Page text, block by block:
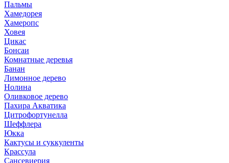
Пальмы
Хамедорея
Хамеропс
Ховея
Цикас
Бонсаи
Комнатные деревья
Банан
Лимонное дерево
Нолина
Оливковое дерево
Пахира Акватика
Цитрофортунелла
Шеффлера
Юкка
Кактусы и суккуленты
Крассула
Сансевиерия